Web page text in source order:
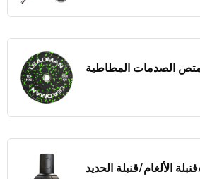
الصدمات المطاطية
الألغام/قنبلة الحديد